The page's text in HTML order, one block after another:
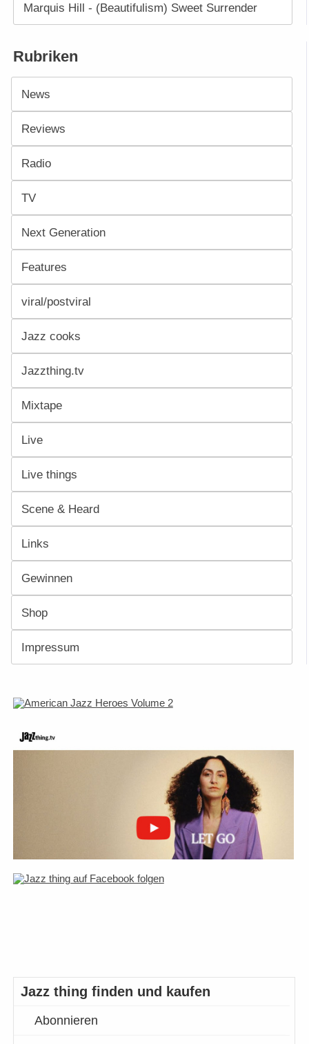
Marquis Hill - (Beautifulism) Sweet Surrender
Rubriken
News
Reviews
Radio
TV
Next Generation
Features
viral/postviral
Jazz cooks
Jazzthing.tv
Mixtape
Live
Live things
Scene & Heard
Links
Gewinnen
Shop
Impressum
Jazz thing finden und kaufen
Abonnieren